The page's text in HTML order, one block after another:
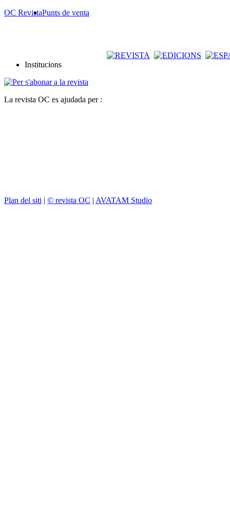
OC RevistaPunts de venta
Institucions
La revista OC es ajudada per :
Plan del siti | © revista OC | AVATAM Studio